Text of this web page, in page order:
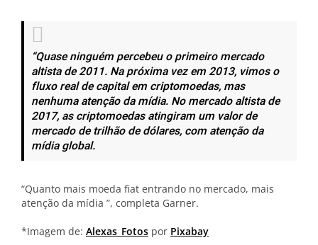
“Quase ninguém percebeu o primeiro mercado
altista de 2011. Na próxima vez em 2013, vimos o
fluxo real de capital em criptomoedas, mas
nenhuma atenção da mídia. No mercado altista de
2017, as criptomoedas atingiram um valor de
mercado de trilhão de dólares, com atenção da
mídia global.
“Quanto mais moeda fiat entrando no mercado, mais
atenção da mídia ”, completa Garner.
*Imagem de: Alexas_Fotos por Pixabay